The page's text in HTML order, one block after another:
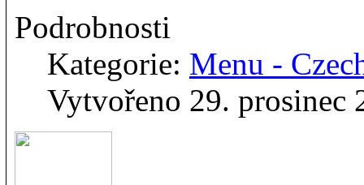
Podrobnosti
Kategorie: Menu -
Vytvořeno 29. prosinec